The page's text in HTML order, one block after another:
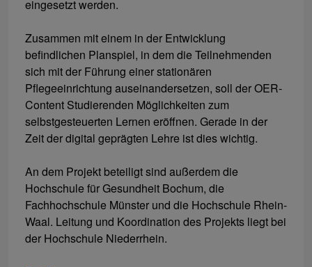
eingesetzt werden.
Zusammen mit einem in der Entwicklung
befindlichen Planspiel, in dem die Teilnehmenden
sich mit der Führung einer stationären
Pflegeeinrichtung auseinandersetzen, soll der OER-
Content Studierenden Möglichkeiten zum
selbstgesteuerten Lernen eröffnen. Gerade in der
Zeit der digital geprägten Lehre ist dies wichtig.
An dem Projekt beteiligt sind außerdem die
Hochschule für Gesundheit Bochum, die
Fachhochschule Münster und die Hochschule Rhein-
Waal. Leitung und Koordination des Projekts liegt bei
der Hochschule Niederrhein.